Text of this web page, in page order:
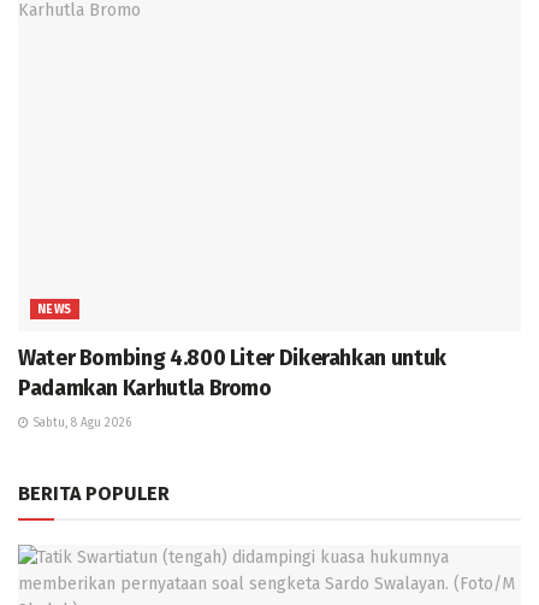
NEWS
Water Bombing 4.800 Liter Dikerahkan untuk
Padamkan Karhutla Bromo
Sabtu, 8 Agu 2026
BERITA POPULER